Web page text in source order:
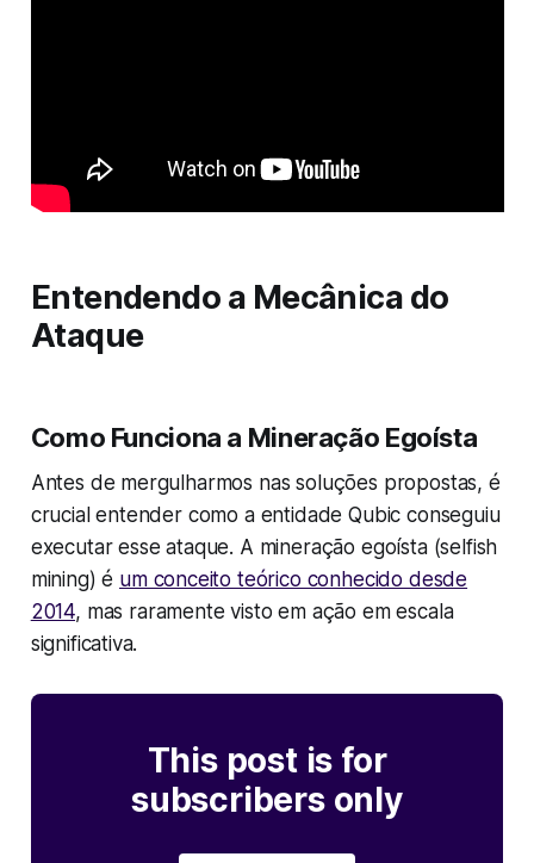
Entendendo a Mecânica do
Ataque
Como Funciona a Mineração Egoísta
Antes de mergulharmos nas soluções propostas, é
crucial entender como a entidade Qubic conseguiu
executar esse ataque. A mineração egoísta (selfish
mining) é um conceito teórico conhecido desde
2014, mas raramente visto em ação em escala
significativa.
This post is for
subscribers only